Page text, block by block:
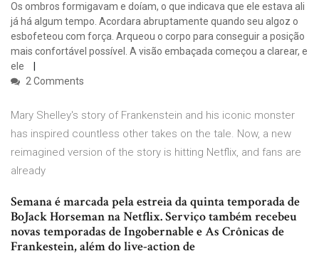
Os ombros formigavam e doíam, o que indicava que ele estava ali
já há algum tempo. Acordara abruptamente quando seu algoz o
esbofeteou com força. Arqueou o corpo para conseguir a posição
mais confortável possível. A visão embaçada começou a clarear, e
ele
2 Comments
Mary Shelley's story of Frankenstein and his iconic monster
has inspired countless other takes on the tale. Now, a new
reimagined version of the story is hitting Netflix, and fans are
already
Semana é marcada pela estreia da quinta temporada de
BoJack Horseman na Netflix. Serviço também recebeu
novas temporadas de Ingobernable e As Crônicas de
Frankestein, além do live-action de